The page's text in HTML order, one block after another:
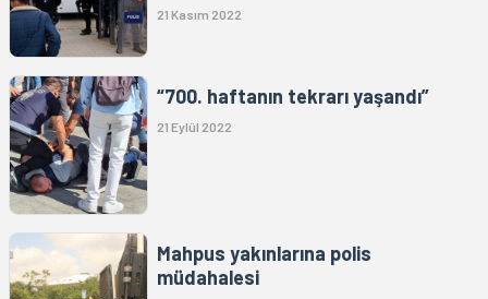
21 Kasım 2022
“700. haftanın tekrarı yaşandı”
21 Eylül 2022
Mahpus yakınlarına polis
müdahalesi